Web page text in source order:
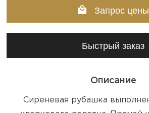
Запрос цены
Быстрый заказ
Описание
Сиреневая рубашка